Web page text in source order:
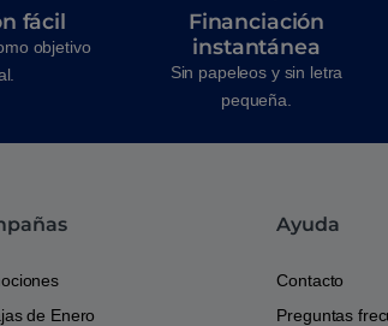
fácil
objetivo
Financiación
instantánea
Sin papeleos y sin letra
pequeña.
de Enero
Ayuda
Contacto
Preguntas